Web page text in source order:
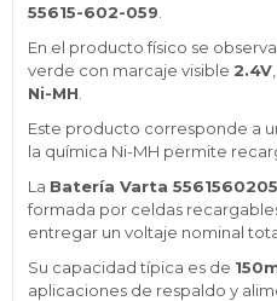
55615-602-059
En el producto físico se
verde con marcaje visible 2.4V
Ni-MH
Este producto corresponde a
la química Ni-MH permite
La Batería Varta
formada por celdas
entregar un voltaje nominal
Su capacidad típica es de
aplicaciones de respaldo y